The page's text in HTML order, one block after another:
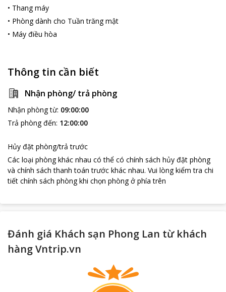
• Thang máy
• Phòng dành cho Tuần trăng mật
• Máy điều hòa
Thông tin cần biết
Nhận phòng/ trả phòng
Nhận phòng từ: 09:00:00
Trả phòng đến: 12:00:00
Hủy đặt phòng/trả trước
Các loại phòng khác nhau có thể có chính sách hủy đặt phòng
và chính sách thanh toán trước khác nhau. Vui lòng kiểm tra chi
tiết chính sách phòng khi chọn phòng ở phía trên
Đánh giá Khách sạn Phong Lan từ khách
hàng Vntrip.vn